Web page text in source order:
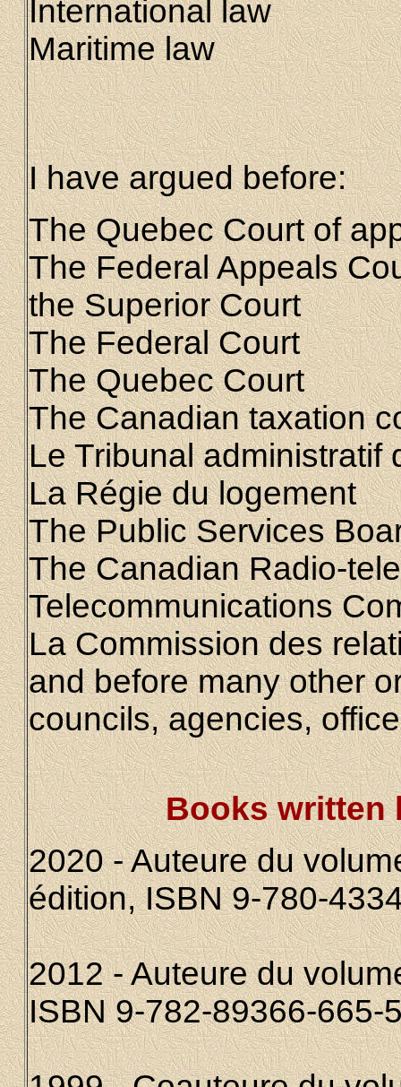
International law
Maritime law
I have argued before:
The Quebec Court of
The Federal Appeals
the Superior Court
The Federal Court
The Quebec Court
The Canadian taxation
Le Tribunal administratif
La Régie du logement
The Public Services
The Canadian Radio-
Telecommunications
La Commission des
and before many other
councils, agencies,
Books written
2020 - Auteure du
édition, ISBN 9-780-
2012 - Auteure du
ISBN 9-782-89366-665-